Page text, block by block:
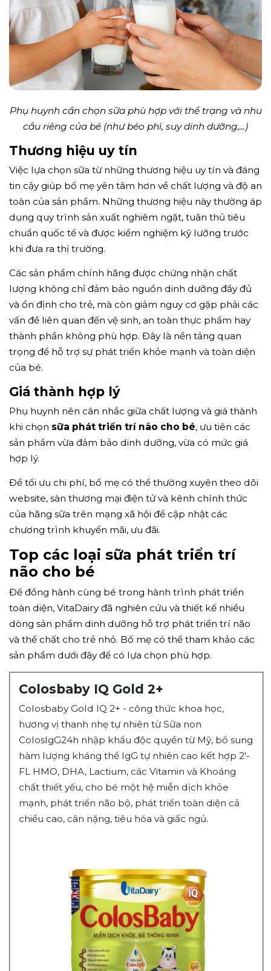
Phụ huynh cần chọn sữa phù hợp với thể trạng và nhu
cầu riêng của bé (như béo phì, suy dinh dưỡng,...)
Thương hiệu uy tín
Việc lựa chọn sữa từ những thương hiệu uy tín và đáng
tin cậy giúp bố mẹ yên tâm hơn về chất lượng và độ an
toàn của sản phẩm. Những thương hiệu này thường áp
dụng quy trình sản xuất nghiêm ngặt, tuân thủ tiêu
chuẩn quốc tế và được kiểm nghiệm kỹ lưỡng trước
khi đưa ra thị trường.
Các sản phẩm chính hãng được chứng nhận chất
lượng không chỉ đảm bảo nguồn dinh dưỡng đầy đủ
và ổn định cho trẻ, mà còn giảm nguy cơ gặp phải các
vấn đề liên quan đến vệ sinh, an toàn thực phẩm hay
thành phần không phù hợp. Đây là nền tảng quan
trọng để hỗ trợ sự phát triển khỏe mạnh và toàn diện
của bé.
Giá thành hợp lý
Phụ huynh nên cân nhắc giữa chất lượng và giá thành
khi chọn sữa phát triển trí não cho bé, ưu tiên các
sản phẩm vừa đảm bảo dinh dưỡng, vừa có mức giá
hợp lý.
Để tối ưu chi phí, bố mẹ có thể thường xuyên theo dõi
website, sàn thương mại điện tử và kênh chính thức
của hãng sữa trên mạng xã hội để cập nhật các
chương trình khuyến mãi, ưu đãi.
Top các loại sữa phát triển trí
não cho bé
Để đồng hành cùng bé trong hành trình phát triển
toàn diện, VitaDairy đã nghiên cứu và thiết kế nhiều
dòng sản phẩm dinh dưỡng hỗ trợ phát triển trí não
và thể chất cho trẻ nhỏ. Bố mẹ có thể tham khảo các
sản phẩm dưới đây để có lựa chọn phù hợp.
Colosbaby IQ Gold 2+
Colosbaby Gold IQ 2+ - công thức khoa học,
hương vị thanh nhẹ tự nhiên từ Sữa non
ColosIgG24h nhập khẩu độc quyền từ Mỹ, bổ sung
hàm lượng kháng thể IgG tự nhiên cao kết hợp 2'-
FL HMO, DHA, Lactium, các Vitamin và Khoáng
chất thiết yếu, cho bé một hệ miễn dịch khỏe
mạnh, phát triển não bộ, phát triển toàn diện cả
chiều cao, cân nặng, tiêu hóa và giấc ngủ.